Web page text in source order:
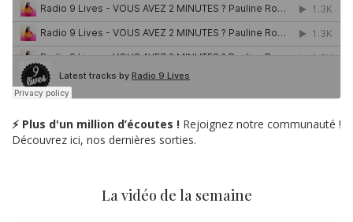
⚡ Plus d'un million d’écoutes ! Rejoignez notre communauté !
Découvrez ici, nos dernières sorties.
La vidéo de la semaine